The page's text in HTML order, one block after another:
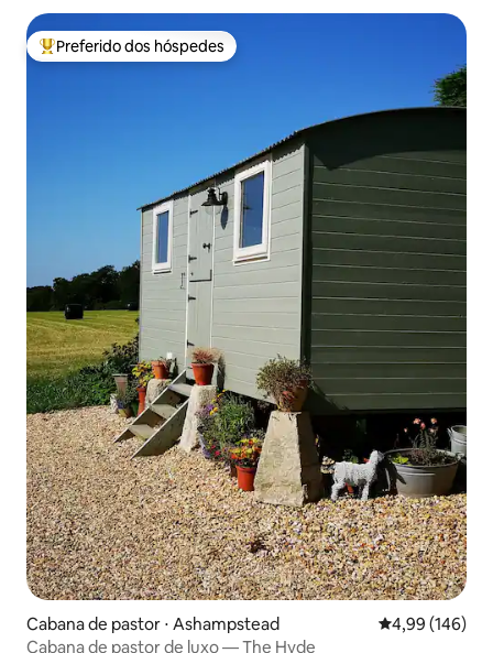
Entre os melhores preferidos dos hóspedes
Preferido dos hóspedes
Cabana de pastor ⋅ Ashampstead 4,99 de uma
4,99 (146)
Cabana de pastor de luxo — The Hyde